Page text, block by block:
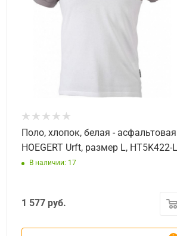
Поло, хлопок, белая - асфальтовая
HOEGERT Urft, размер L, HT5K422-L
В наличии: 17
1 577 руб.